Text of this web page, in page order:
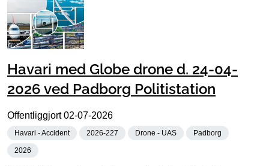
Havari med Globe drone d. 24-04-
2026 ved Padborg Politistation
Offentliggjort02-07-2026
Havari - Accident 2026-227 Drone - UAS Padborg
2026